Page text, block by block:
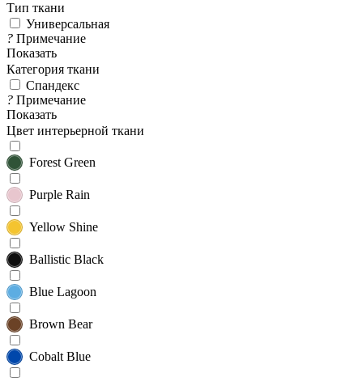
Тип ткани
Универсальная
? Примечание
Показать
Категория ткани
Спандекс
? Примечание
Показать
Цвет интерьерной ткани
Forest Green
Purple Rain
Yellow Shine
Ballistic Black
Blue Lagoon
Brown Bear
Cobalt Blue